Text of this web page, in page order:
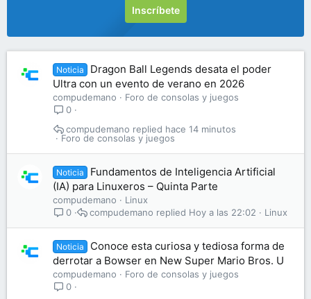
Inscríbete
Noticia
Dragon Ball Legends desata el poder
Ultra con un evento de verano en 2026
compudemano
Foro de consolas y juegos
0
Foro de consolas y juegos
hace 14 minutos
compudemano
Noticia
Fundamentos de Inteligencia Artificial
(IA) para Linuxeros – Quinta Parte
compudemano
Linux
0
Linux
Hoy a las 22:02
compudemano
Noticia
Conoce esta curiosa y tediosa forma de
derrotar a Bowser en New Super Mario Bros. U
compudemano
Foro de consolas y juegos
0